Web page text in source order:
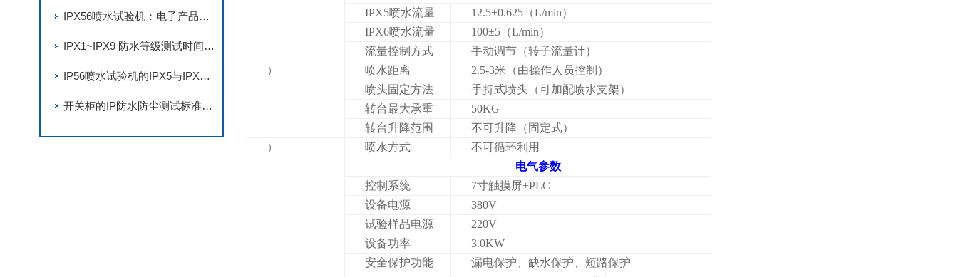
IPX56喷水试验机：电子产品防水性能测试的关键设备
IPX1~IPX9 防水等级测试时间要求
IP56喷水试验机的IPX5与IPX6的区别
开关柜的IP防水防尘测试标准要求有哪些？
IPX5喷水流量 12.5±0.625 （L/min）
IPX6喷水流量 100±5 （L/min）
流量控制方式
手动调节（转子流量计）
） 喷水距离 2.5-3米（由操作人员控制）
喷头固定方法
手持式喷头（可加配喷水支架）
转台最大承重
50KG
转台升降范围
不可升降（固定式）
） 喷水方式
不可循环利用
电气参数
控制系统
7寸触摸屏+PLC
设备电源
380V
试验样品电源
220V
设备功率
3.0KW
安全保护功能
漏电保护、缺水保护、短路保护